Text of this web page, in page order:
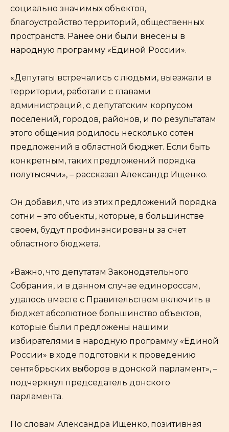
социально значимых объектов,
благоустройство территорий, общественных
пространств. Ранее они были внесены в
народную программу «Единой России».
«Депутаты встречались с людьми, выезжали в
территории, работали с главами
администраций, с депутатским корпусом
поселений, городов, районов, и по результатам
этого общения родилось несколько сотен
предложений в областной бюджет. Если быть
конкретным, таких предложений порядка
полутысячи», – рассказал Александр Ищенко.
Он добавил, что из этих предложений порядка
сотни – это объекты, которые, в большинстве
своем, будут профинансированы за счет
областного бюджета.
«Важно, что депутатам Законодательного
Собрания, и в данном случае единороссам,
удалось вместе с Правительством включить в
бюджет абсолютное большинство объектов,
которые были предложены нашими
избирателями в народную программу «Единой
России» в ходе подготовки к проведению
сентябрьских выборов в донской парламент», –
подчеркнул председатель донского
парламента.
По словам Александра Ищенко, позитивная